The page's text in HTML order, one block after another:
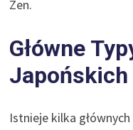
Zen.
Główne
Japońskich
Istnieje kilka